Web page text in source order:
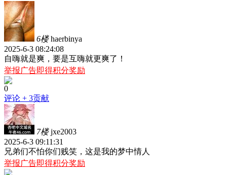
6楼 haerbinya
2025-6-3 08:24:08
自嗨就是爽，要是互嗨就更爽了！
举报广告即得积分奖励
0
评论 + 3贡献
7楼 jxe2003
2025-6-3 09:11:31
兄弟们不怕你们贱笑，这是我的梦中情人
举报广告即得积分奖励